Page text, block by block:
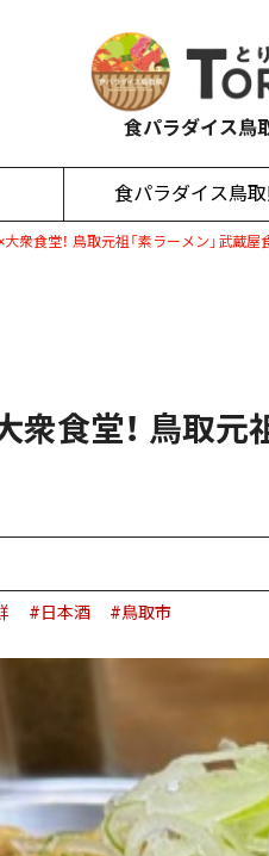
食パラダイス鳥
食パラダイス鳥
衆食堂！ 鳥取元祖「素ラーメン」武蔵屋
食堂！ 鳥取元
#日本酒 #鳥取市